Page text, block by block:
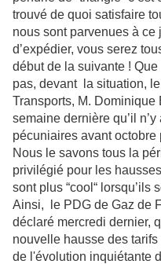
trouvé de quoi satisfaire
nous sont parvenues à ce
d’expédier, vous serez
début de la suivante !
pas, devant la situation,
Transports, M.
semaine dernière qu’il
pécuniaires avant octobre
Nous le savons tous la
privilégié pour les
sont plus “cool“ lorsqu’ils
Ainsi, le PDG de Gaz de
déclaré mercredi dernier,
nouvelle hausse des
de l'évolution inquiétante